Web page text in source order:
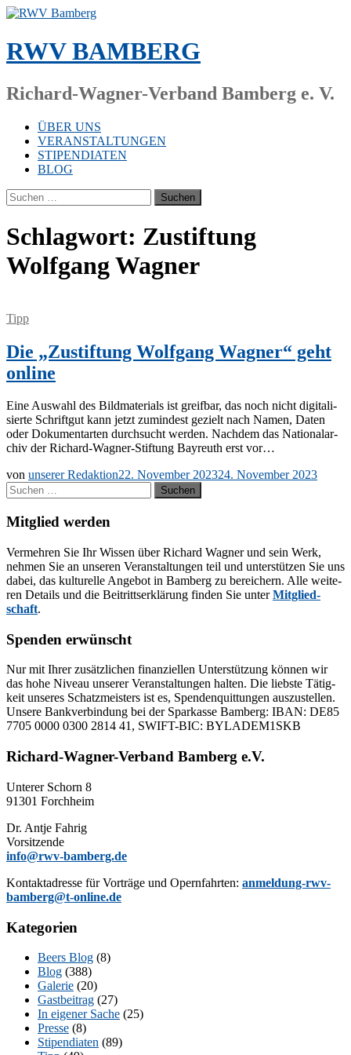
Zum
springen
RWV BAMBERG
Richard-Wagner-Verband Bamberg e. V.
ÜBER UNS
VERANSTALTUNGEN
STIPENDIATEN
BLOG
Suchen
nach:
Schlagwort: Zustiftung
Wolfgang Wagner
Tipp
Die „Zustiftung Wolfgang Wagner“ geht
online
Eine Aus­wahl des Bild­ma­te­ri­als ist greif­bar, das noch nicht di­gi­ta­li­
sier­te Schrift­gut kann jetzt zu­min­dest ge­zielt nach Na­men, Da­ten
oder Do­ku­ment­arten durch­sucht wer­den. Nach­dem das Na­tio­nal­ar­
chiv der Ri­­chard-Wa­g­­ner-Stif­­tung Bay­reuth erst vor…
von unserer Redaktion22. November 202324. November 2023
Suchen
nach:
Mitglied werden
Ver­meh­ren Sie Ihr Wis­sen über Ri­chard Wag­ner und sein Werk,
neh­men Sie an un­se­ren Ver­an­stal­tun­gen teil und un­ter­stüt­zen Sie uns
da­bei, das kul­tu­rel­le An­ge­bot in Bam­berg zu be­rei­chern. Alle wei­te­
ren De­tails und die Bei­tritts­er­klä­rung fin­den Sie un­terMit­glied­
schaft.
Spenden erwünscht
Nur mit Ih­rer zu­sätz­li­chen fi­nan­zi­el­len Un­ter­stüt­zung kön­nen wir
das hohe Ni­veau un­se­rer Ver­an­stal­tun­gen hal­ten. Die liebs­te Tä­tig­
keit un­se­res Schatz­meis­ters ist es, Spen­den­quit­tun­gen aus­zu­stel­len.
Un­se­re Bank­ver­bin­dung bei der Spar­kas­se Bam­berg: IBAN: DE85
7705 0000 0300 2814 41, SWIFT-BIC: BYLADEM1SKB
Richard-Wagner-Verband Bamberg e.V.
Un­te­rer Schorn 8
91301 Forchheim
Dr. Ant­je Fahrig
Vorsitzende
info@rwv-bamberg.de
Kon­takt­adres­se für Vor­trä­ge und Opern­fahr­ten: anmeldung-rwv-
bamberg@t-online.de
Kategorien
Beers Blog (8)
Blog (388)
Galerie (20)
Gastbeitrag (27)
In eigener Sache (25)
Presse (8)
Stipendiaten (89)